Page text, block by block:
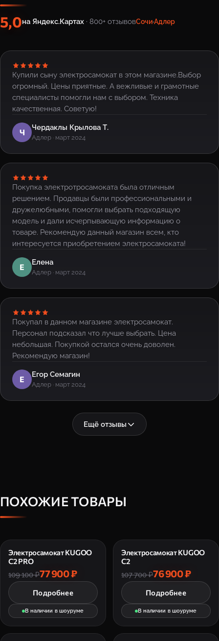
5,0на Яндекс.Картах · 800+ отзывовСочи·Адлер
Купили сыну электросамокат в этом магазине.Выбор
огромный. Цены приятные. А вежливые и грамотные
специалисты помогли нам с выбором. Техника
качественная. Советую!
Ч Чердаклы Крылова Т.
Адлер · март 2024
Покупка электротросамоката была отличным
решением. Продавцы были профессиональными и
дружелюбными, помогли выбрать подходящую
модель и дали исчерпывающую информацию о
товаре. Рекомендую данный магазин всем, кто
интересуется приобретением электросамоката!
Е Елена
Адлер · март 2024
Покупал в данном магазине электросамокат.
Персонал подсказал что лучше выбрать. Цена
небольшая. Покупкой остался очень доволен.
Рекомендую магазин!
Е Егор Семагин
Адлер · март 2024
Ещё отзывы
ПОХОЖИЕ ТОВАРЫ
Электросамокат KUGOO
C2 PRO
109 100 ₽77 900 ₽
Подробнее
В наличии в шоуруме
Электросамокат KUGOO
C2
107 700 ₽76 900 ₽
Подробнее
В наличии в шоуруме